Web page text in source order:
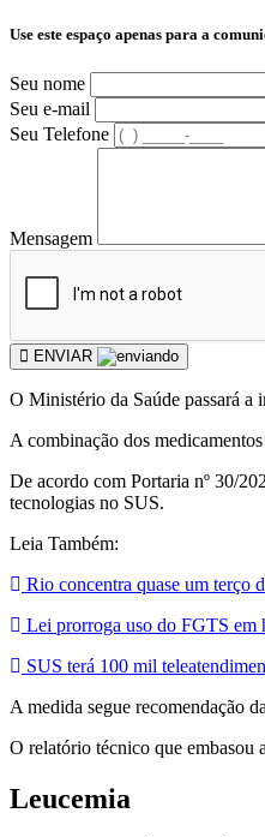
Use este espaço apenas para a
Seu nome
Seu e-mail
Seu Telefone
Mensagem
ENVIAR
O Ministério da Saúde passará a
A combinação dos
De acordo com Portaria nº 30/
tecnologias no SUS.
Leia Também:
Rio concentra quase um terço
Lei prorroga uso do FGTS em
SUS terá 100 mil
A medida segue recomendação
O relatório técnico que embasou
Leucemia